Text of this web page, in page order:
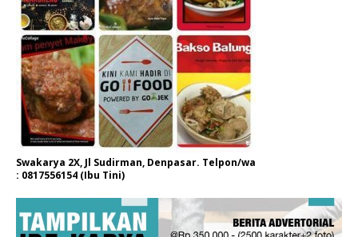
Swakarya 2X, Jl Sudirman, Denpasar. Telpon/wa
: 0817556154 (Ibu Tini)